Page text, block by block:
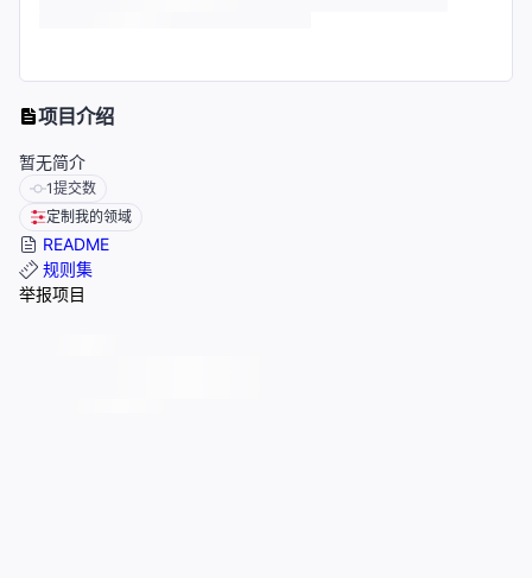
项目介绍
暂无简介
1提交数
定制我的领域
README
规则集
举报项目